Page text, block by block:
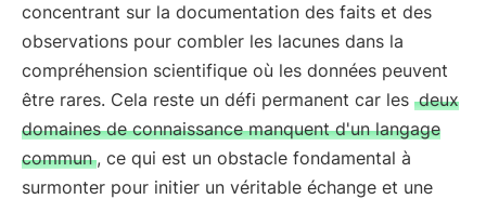
concentrant sur la documentation des faits et des
observations pour combler les lacunes dans la
compréhension scientifique où les données peuvent
être rares. Cela reste un défi permanent car les deux
domaines de connaissance manquent d'un langage
commun , ce qui est un obstacle fondamental à
surmonter pour initier un véritable échange et une